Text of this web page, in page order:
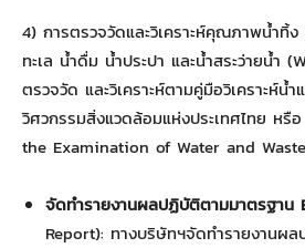
4) การตรวจวัดและวิเคราะห์คุณภาพน้ำทิ้
ทะเล น้ำดื่ม น้ำประปา และน้ำสระว่ายน้ำ
ตรวจวัด และวิเคราะห์ตามคู่มือวิเคราะห์น้
วิศวกรรมสิ่งแวดล้อมแห่งประเทศไทย ห
the Examination of Water and
จัดทำรายงานผลปฏิบัติตามมาตรฐาน
Report): ทางบริษัทฯจัดทำรายงานผ